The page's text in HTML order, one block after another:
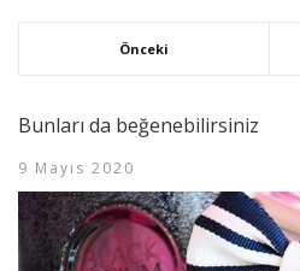
Önceki
Bunları da beğenebilirsiniz
9 Mayıs 2020